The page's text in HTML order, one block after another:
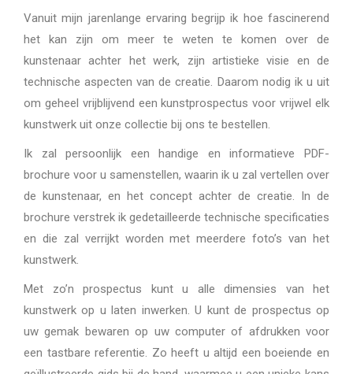
Vanuit mijn jarenlange ervaring begrijp ik hoe fascinerend
het kan zijn om meer te weten te komen over de
kunstenaar achter het werk, zijn artistieke visie en de
technische aspecten van de creatie. Daarom nodig ik u uit
om geheel vrijblijvend een kunstprospectus voor vrijwel elk
kunstwerk uit onze collectie bij ons te bestellen.
Ik zal persoonlijk een handige en informatieve PDF-
brochure voor u samenstellen, waarin ik u zal vertellen over
de kunstenaar, en het concept achter de creatie. In de
brochure verstrek ik gedetailleerde technische specificaties
en die zal verrijkt worden met meerdere foto’s van het
kunstwerk.
Met zo’n prospectus kunt u alle dimensies van het
kunstwerk op u laten inwerken. U kunt de prospectus op
uw gemak bewaren op uw computer of afdrukken voor
een tastbare referentie. Zo heeft u altijd een boeiende en